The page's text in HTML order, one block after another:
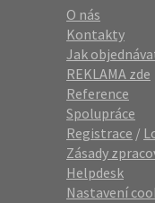
O nás
Kontakty
Jak
REKLAMA zde
Reference
Spolupráce
Registrace /
Zásady
Helpdesk
Nastavení